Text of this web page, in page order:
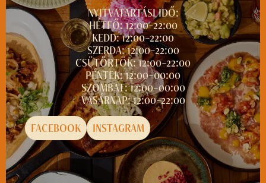
NYITVATARTÁSI IDŐ:
HÉTFŐ: 12:00–22:00
KEDD: 12:00–22:00
SZERDA: 12:00–22:00
CSÜTÖRTÖK: 12:00–22:00
PÉNTEK: 12:00–00:00
SZOMBAT: 12:00–00:00
VASÁRNAP: 12:00–22:00
FACEBOOK
INSTAGRAM